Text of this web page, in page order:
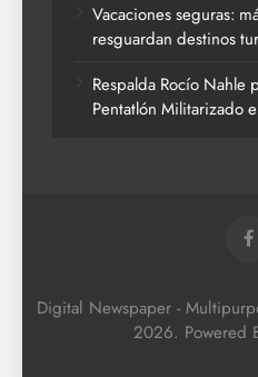
Vacaciones seguras:
resguardan destinos
Respalda Rocío Nahle
Pentatlón Militarizado
Digital Newspaper -
2026. Powered